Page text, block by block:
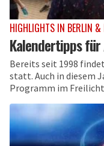
HIGHLIGHTS IN BERLIN &
Kalendertipps
Bereits seit 1998
statt. Auch in diesem
Programm im